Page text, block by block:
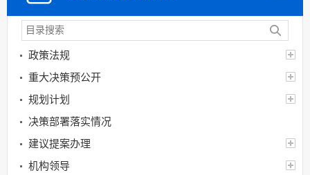
政策法规
重大决策预公开
规划计划
决策部署落实情况
建议提案办理
机构领导